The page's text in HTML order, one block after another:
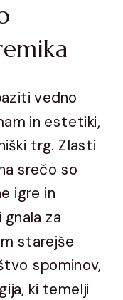
vedno
in estetiki,
trg. Zlasti
srečo so
igre in
za
starejše
spominov,
ki temelji